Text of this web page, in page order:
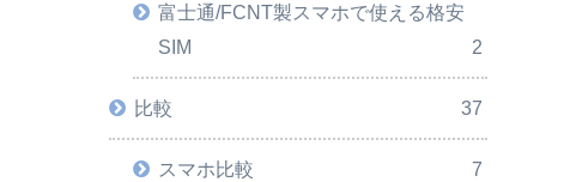
富士通/FCNT製スマホで使える格安
SIM
2
比較 37
スマホ比較 7